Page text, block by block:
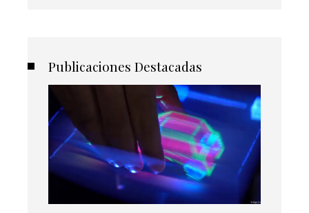
Publicaciones Destacadas